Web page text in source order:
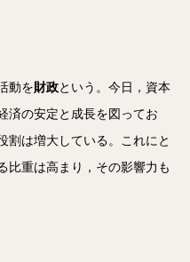
動を財政という。今日，資本
済の安定と成長を図ってお
割は増大している。これにと
比重は高まり，その影響力も